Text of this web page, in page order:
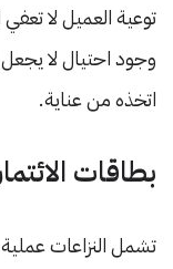
توعية العميل لا
وجود احتيال لا
اتخذه من عناية.
بطاقات
تشمل النزاعات